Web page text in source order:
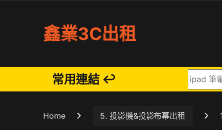
鑫業3C出租
常用連結 ↩ Search
Home 5. 投影機&投影布幕出租